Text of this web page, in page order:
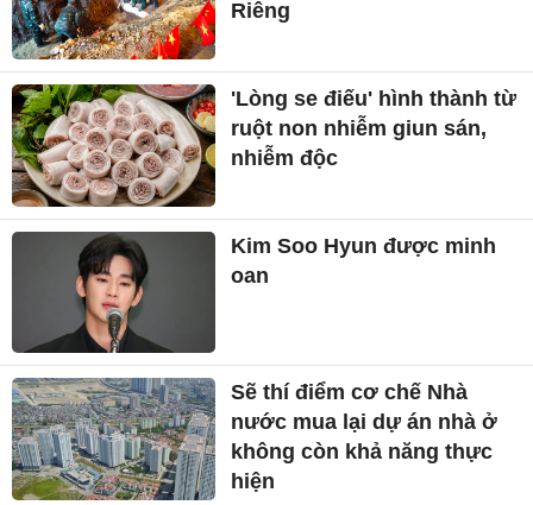
Riêng
'Lòng se điếu' hình thành từ
ruột non nhiễm giun sán,
nhiễm độc
Kim Soo Hyun được minh
oan
Sẽ thí điểm cơ chế Nhà
nước mua lại dự án nhà ở
không còn khả năng thực
hiện